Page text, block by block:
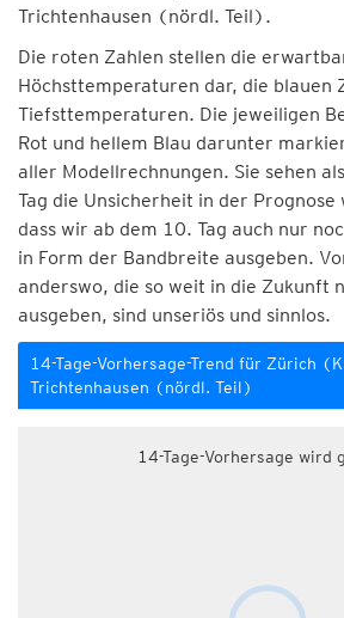
Trichtenhausen (nördl. Teil).
Die roten Zahlen stellen die
Höchsttemperaturen dar, die blauen
Tiefsttemperaturen. Die jeweiligen
Rot und hellem Blau darunter
aller Modellrechnungen. Sie sehen
Tag die Unsicherheit in der
dass wir ab dem 10. Tag auch nur
in Form der Bandbreite ausgeben.
anderswo, die so weit in die Zukunft
ausgeben, sind unseriös und sinnlos.
14-Tage-Vorhersage-Trend für Zürich
Trichtenhausen (nördl. Teil)
14-Tage-Vorhersage wird